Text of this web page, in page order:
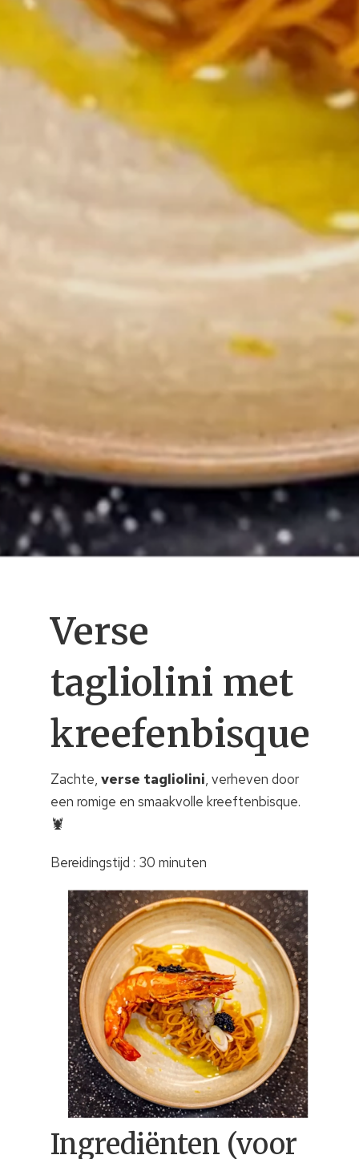
Verse
tagliolini met
kreefenbisque
Zachte, verse tagliolini, verheven door
een romige en smaakvolle kreeftenbisque.
🦞
Bereidingstijd : 30 minuten
Ingrediënten (voor